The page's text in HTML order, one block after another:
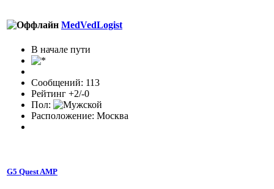
MedVedLogist
В начале пути
Сообщений: 113
Рейтинг +2/-0
Пол:
Расположение: Москва
G5 Quest AMP